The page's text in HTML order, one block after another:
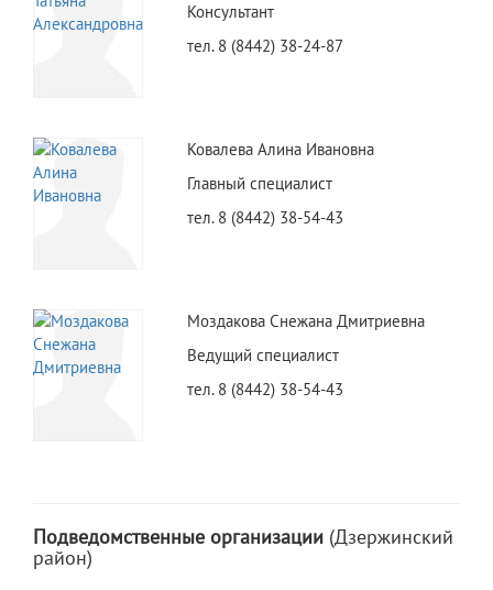
Консультант
тел. 8 (8442) 38-24-87
Ковалева Алина Ивановна
Главный специалист
тел. 8 (8442) 38-54-43
Моздакова Снежана Дмитриевна
Ведущий специалист
тел. 8 (8442) 38-54-43
Подведомственные организации (Дзержинский
район)